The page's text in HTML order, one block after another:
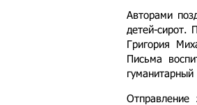
Авторами
детей-сирот.
Григория
Письма
гуманитарный